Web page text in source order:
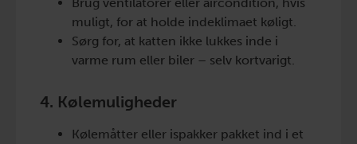
muligt, for at holde indeklimaet køligt.
Sørg for, at katten ikke lukkes inde i
varme rum eller biler – selv kortvarigt.
4. Kølemuligheder
Kølemåtter eller ispakker pakket ind i et